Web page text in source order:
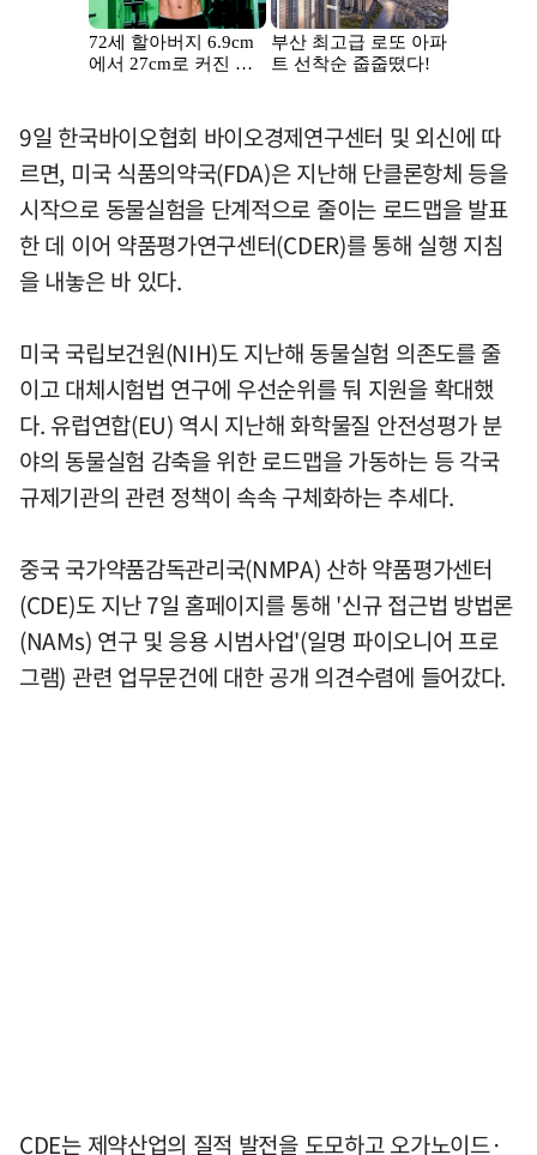
9일 한국바이오협회 바이오경제연구센터 및 외신에 따
르면, 미국 식품의약국(FDA)은 지난해 단클론항체 등을
시작으로 동물실험을 단계적으로 줄이는 로드맵을 발표
한 데 이어 약품평가연구센터(CDER)를 통해 실행 지침
을 내놓은 바 있다.
미국 국립보건원(NIH)도 지난해 동물실험 의존도를 줄
이고 대체시험법 연구에 우선순위를 둬 지원을 확대했
다. 유럽연합(EU) 역시 지난해 화학물질 안전성평가 분
야의 동물실험 감축을 위한 로드맵을 가동하는 등 각국
규제기관의 관련 정책이 속속 구체화하는 추세다.
중국 국가약품감독관리국(NMPA) 산하 약품평가센터
(CDE)도 지난 7일 홈페이지를 통해 '신규 접근법 방법론
(NAMs) 연구 및 응용 시범사업'(일명 파이오니어 프로
그램) 관련 업무문건에 대한 공개 의견수렴에 들어갔다.
CDE는 제약산업의 질적 발전을 도모하고 오가노이드·